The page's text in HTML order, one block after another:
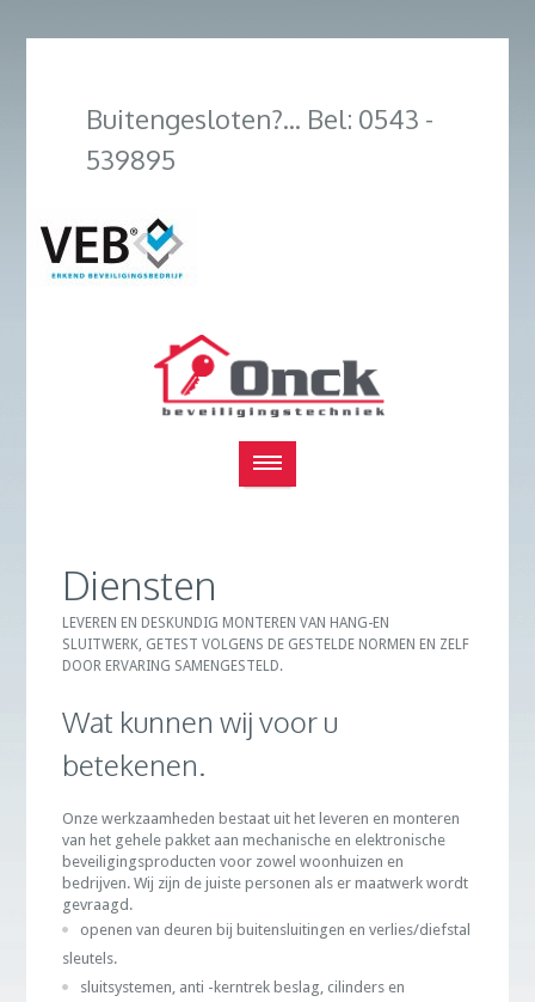
Buitengesloten?... Bel: 0543 -
539895
Diensten
LEVEREN EN DESKUNDIG MONTEREN VAN HANG-EN
SLUITWERK, GETEST VOLGENS DE GESTELDE NORMEN EN ZELF
DOOR ERVARING SAMENGESTELD.
Wat kunnen wij voor u
betekenen.
Onze werkzaamheden bestaat uit het leveren en monteren
van het gehele pakket aan mechanische en elektronische
beveiligingsproducten voor zowel woonhuizen en
bedrijven. Wij zijn de juiste personen als er maatwerk wordt
gevraagd.
openen van deuren bij buitensluitingen en verlies/diefstal
sleutels.
sluitsystemen, anti -kerntrek beslag, cilinders en